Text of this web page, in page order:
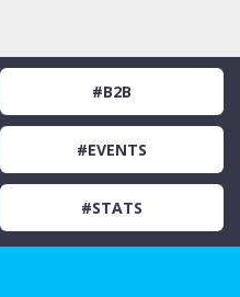
#B2B
#EVENTS
#STATS